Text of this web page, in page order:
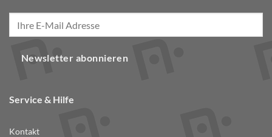
Newsletter abonnieren
Service & Hilfe
Kontakt